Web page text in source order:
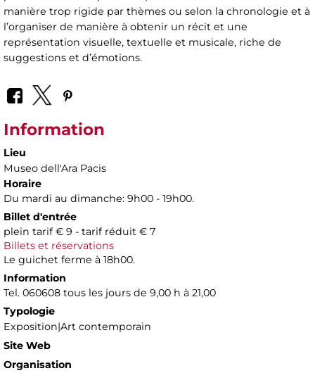
manière trop rigide par thèmes ou selon la chronologie et à
l’organiser de manière à obtenir un récit et une
représentation visuelle, textuelle et musicale, riche de
suggestions et d’émotions.
Information
Lieu
Museo dell'Ara Pacis
Horaire
Du mardi au dimanche: 9h00 - 19h00.
Billet d'entrée
plein tarif € 9 - tarif réduit € 7
Billets et réservations
Le guichet ferme à 18h00.
Information
Tel. 060608 tous les jours de 9,00 h à 21,00
Typologie
Exposition|Art contemporain
Site Web
Organisation